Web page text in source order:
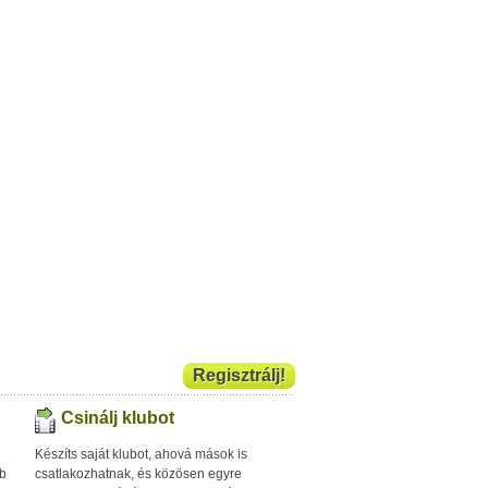
Regisztrálj!
Csinálj klubot
Készíts saját klubot, ahová mások is
csatlakozhatnak, és közösen egyre